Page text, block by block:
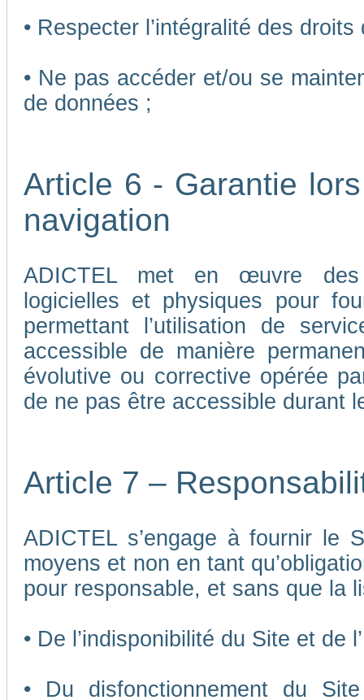
• Respecter l’intégralité des
• Ne pas accéder et/ou se
de données ;
Article 6 - Garantie
navigation
ADICTEL met en œuvre des
logicielles et physiques pour
permettant l’utilisation de
accessible de manière
évolutive ou corrective opérée
de ne pas être accessible durant
Article 7 –
ADICTEL s’engage à fournir le
moyens et non en tant
pour responsable, et sans que la
• De l’indisponibilité du Site et de
• Du disfonctionnement du